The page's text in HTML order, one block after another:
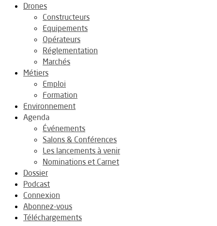
Drones
Constructeurs
Equipements
Opérateurs
Réglementation
Marchés
Métiers
Emploi
Formation
Environnement
Agenda
Événements
Salons & Conférences
Les lancements à venir
Nominations et Carnet
Dossier
Podcast
Connexion
Abonnez-vous
Téléchargements